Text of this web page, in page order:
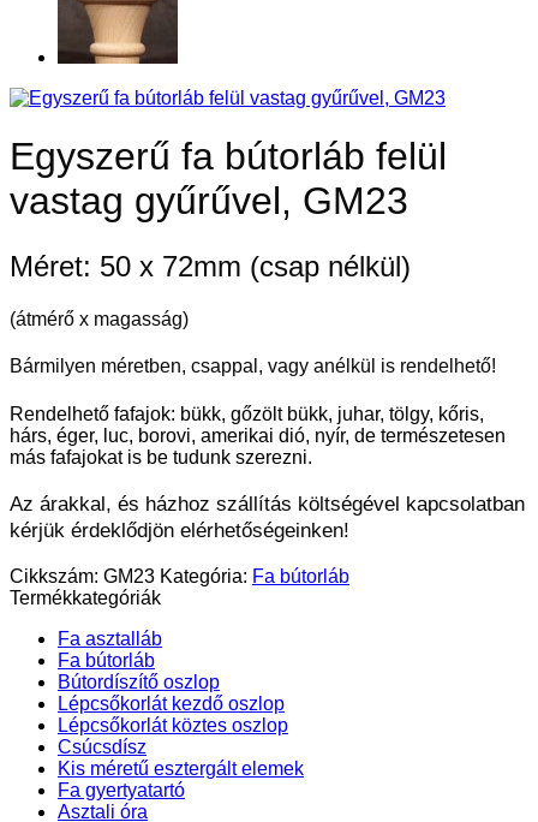
Egyszerű fa bútorláb felül
vastag gyűrűvel, GM23
Méret: 50 x 72mm (csap nélkül)
(átmérő x magasság)
Bármilyen méretben, csappal, vagy anélkül is rendelhető!
Rendelhető fafajok: bükk, gőzölt bükk, juhar, tölgy, kőris,
hárs, éger, luc, borovi, amerikai dió, nyír, de természetesen
más fafajokat is be tudunk szerezni.
Az árakkal, és házhoz szállítás költségével kapcsolatban
kérjük érdeklődjön elérhetőségeinken!
Cikkszám: GM23 Kategória: Fa bútorláb
Termékkategóriák
Fa asztalláb
Fa bútorláb
Bútordíszítő oszlop
Lépcsőkorlát kezdő oszlop
Lépcsőkorlát köztes oszlop
Csúcsdísz
Kis méretű esztergált elemek
Fa gyertyatartó
Asztali óra